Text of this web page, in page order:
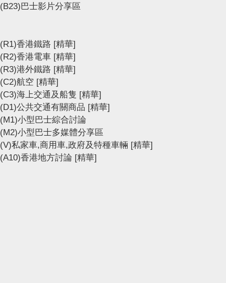
(B23)巴士影片分享區
(R1)香港鐵路 [精華]
(R2)香港電車 [精華]
(R3)港外鐵路 [精華]
(C2)航空 [精華]
(C3)海上交通及船隻 [精華]
(D1)公共交通有關商品 [精華]
(M1)小型巴士綜合討論
(M2)小型巴士多媒體分享區
(V)私家車,商用車,政府及特種車輛 [精華]
(A10)香港地方討論 [精華]